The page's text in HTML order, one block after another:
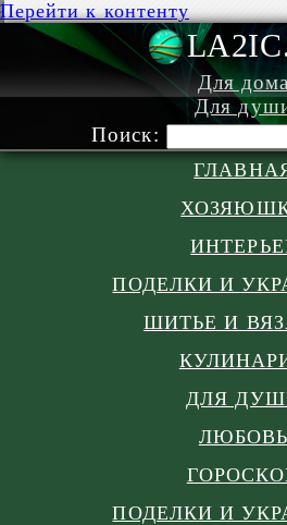
Перейти к контенту
Для
Для
Поиск:
ПОДЕЛКИ И
ШИТЬЕ И
ДЛЯ
ЛЮБОВЬ
ПОДЕЛКИ И